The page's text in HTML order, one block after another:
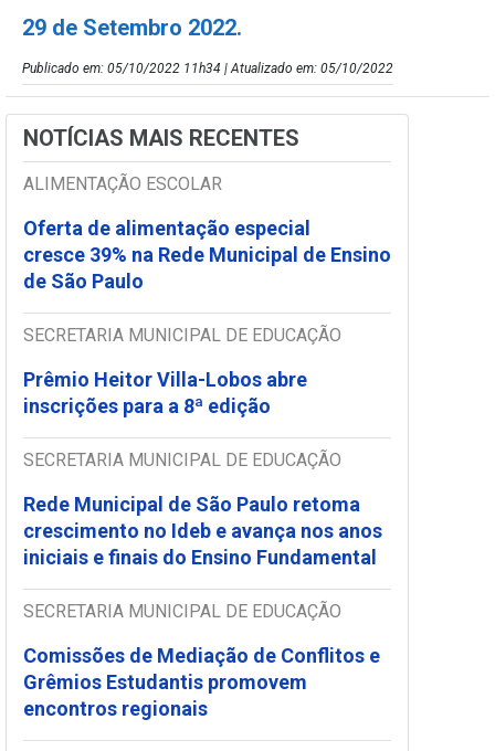
29 de Setembro 2022.
Publicado em: 05/10/2022 11h34 | Atualizado em: 05/10/2022
NOTÍCIAS MAIS RECENTES
ALIMENTAÇÃO ESCOLAR
Oferta de alimentação especial
cresce 39% na Rede Municipal de Ensino
de São Paulo
SECRETARIA MUNICIPAL DE EDUCAÇÃO
Prêmio Heitor Villa-Lobos abre
inscrições para a 8ª edição
SECRETARIA MUNICIPAL DE EDUCAÇÃO
Rede Municipal de São Paulo retoma
crescimento no Ideb e avança nos anos
iniciais e finais do Ensino Fundamental
SECRETARIA MUNICIPAL DE EDUCAÇÃO
Comissões de Mediação de Conflitos e
Grêmios Estudantis promovem
encontros regionais